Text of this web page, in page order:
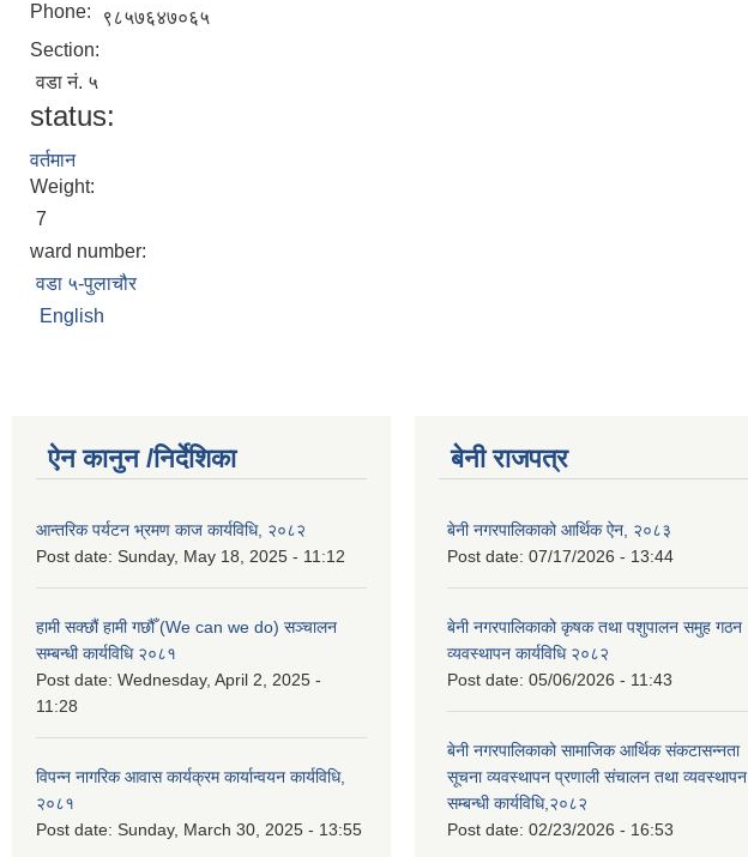
Phone:
९८५७६४७०६५
Section:
वडा नं. ५
status:
वर्तमान
Weight:
7
ward number:
वडा ५-पुलाचौर
English
ऐन कानुन /निर्देशिका
आन्तरिक पर्यटन भ्रमण काज कार्यविधि, २०८२
Post date: Sunday, May 18, 2025 - 11:12
हामी सक्छौं हामी गछौँ (We can we do) सञ्चालन
सम्बन्धी कार्यविधि २०८१
Post date: Wednesday, April 2, 2025 -
11:28
विपन्न नागरिक आवास कार्यक्रम कार्यान्वयन कार्यविधि,
२०८१
Post date: Sunday, March 30, 2025 - 13:55
बेनी राजपत्र
बेनी नगरपालिकाको आर्थिक ऐन, २०८३
Post date: 07/17/2026 - 13:44
बेनी नगरपालिकाको कृषक तथा पशुपालन समुह गठन
व्यवस्थापन कार्यविधि २०८२
Post date: 05/06/2026 - 11:43
बेनी नगरपालिकाको सामाजिक आर्थिक संकटासन्नता
सूचना व्यवस्थापन प्रणाली संचालन तथा व्यवस्थापन
सम्बन्धी कार्यविधि,२०८२
Post date: 02/23/2026 - 16:53